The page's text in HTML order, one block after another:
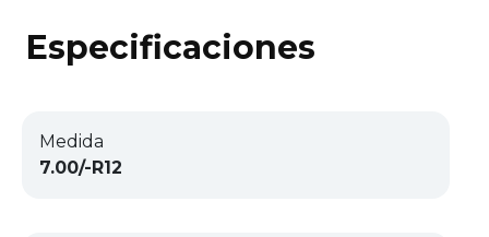
Especificaciones
Medida
7.00/-R12